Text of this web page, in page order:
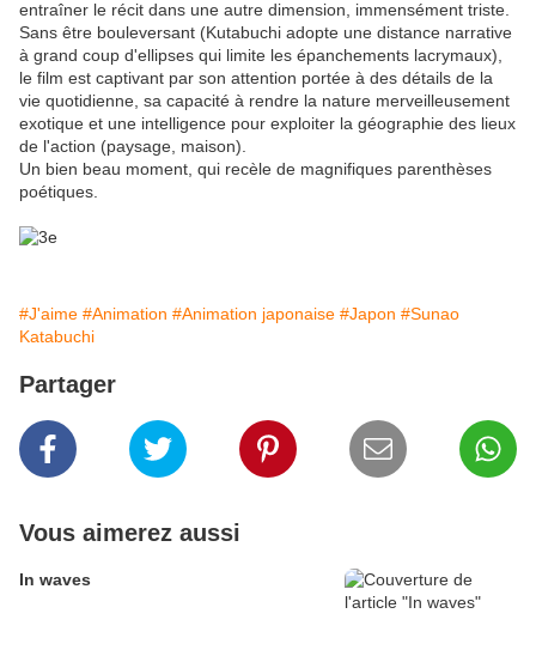
entraîner le récit dans une autre dimension, immensément triste.
Sans être bouleversant (Kutabuchi adopte une distance narrative
à grand coup d'ellipses qui limite les épanchements lacrymaux),
le film est captivant par son attention portée à des détails de la
vie quotidienne, sa capacité à rendre la nature merveilleusement
exotique et une intelligence pour exploiter la géographie des lieux
de l'action (paysage, maison).
Un bien beau moment, qui recèle de magnifiques parenthèses
poétiques.
#J'aime #Animation #Animation japonaise #Japon #Sunao
Katabuchi
Partager
Vous aimerez aussi
In waves